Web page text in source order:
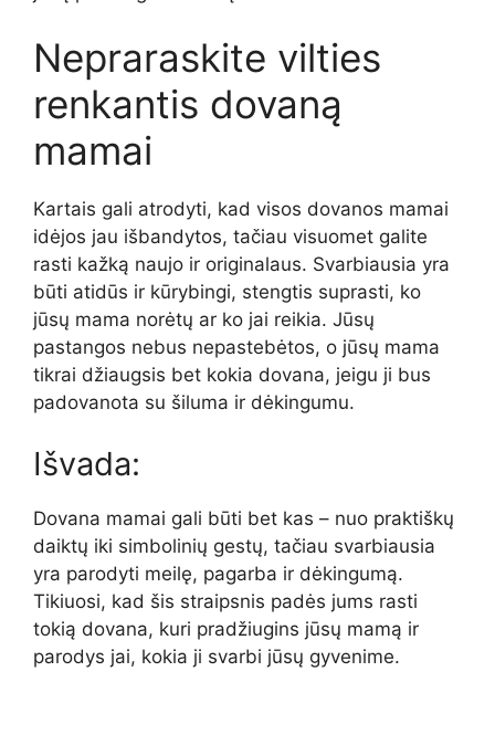
Nepraraskite vilties
renkantis dovaną
mamai
Kartais gali atrodyti, kad visos dovanos mamai
idėjos jau išbandytos, tačiau visuomet galite
rasti kažką naujo ir originalaus. Svarbiausia yra
būti atidūs ir kūrybingi, stengtis suprasti, ko
jūsų mama norėtų ar ko jai reikia. Jūsų
pastangos nebus nepastebėtos, o jūsų mama
tikrai džiaugsis bet kokia dovana, jeigu ji bus
padovanota su šiluma ir dėkingumu.
Išvada:
Dovana mamai gali būti bet kas – nuo praktiškų
daiktų iki simbolinių gestų, tačiau svarbiausia
yra parodyti meilę, pagarba ir dėkingumą.
Tikiuosi, kad šis straipsnis padės jums rasti
tokią dovana, kuri pradžiugins jūsų mamą ir
parodys jai, kokia ji svarbi jūsų gyvenime.